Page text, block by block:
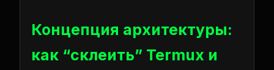
Концепция архитектуры:
как “склеить” Termux и